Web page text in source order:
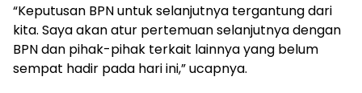
“Keputusan BPN untuk selanjutnya tergantung dari
kita. Saya akan atur pertemuan selanjutnya dengan
BPN dan pihak-pihak terkait lainnya yang belum
sempat hadir pada hari ini,” ucapnya.